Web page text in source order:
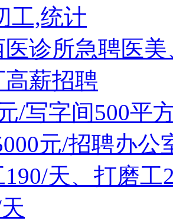
工,统计
医诊所急聘医
高薪招聘
/写字间500平
元/招聘办公
天、打磨工